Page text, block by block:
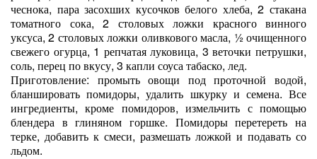
чеснока, пара засохших кусочков белого хлеба, 2 стакана
томатного сока, 2 столовых ложки красного винного
уксуса, 2 столовых ложки оливкового масла, ½ очищенного
свежего огурца, 1 репчатая луковица, 3 веточки петрушки,
соль, перец по вкусу, 3 капли соуса табаско, лед.
Приготовление: промыть овощи под проточной водой,
бланшировать помидоры, удалить шкурку и семена. Все
ингредиенты, кроме помидоров, измельчить с помощью
блендера в глиняном горшке. Помидоры перетереть на
терке, добавить к смеси, размешать ложкой и подавать со
льдом.